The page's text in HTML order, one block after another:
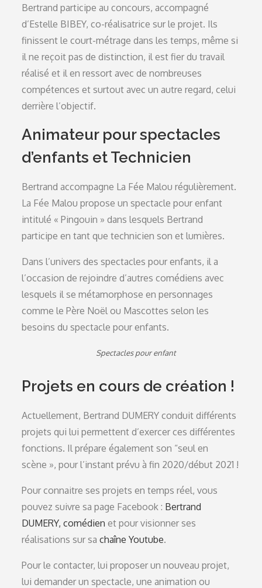
Bertrand participe au concours, accompagné
d’Estelle BIBEY, co-réalisatrice sur le projet. Ils
finissent le court-métrage dans les temps, même si
il ne reçoit pas de distinction, il est fier du travail
réalisé et il en ressort avec de nombreuses
compétences et surtout avec un autre regard, celui
derrière l’objectif.
Animateur pour spectacles
d’enfants et Technicien
Bertrand accompagne La Fée Malou régulièrement.
La Fée Malou propose un spectacle pour enfant
intitulé « Pingouin » dans lesquels Bertrand
participe en tant que technicien son et lumières.
Dans l’univers des spectacles pour enfants, il a
l’occasion de rejoindre d’autres comédiens avec
lesquels il se métamorphose en personnages
comme le Père Noël ou Mascottes selon les
besoins du spectacle pour enfants.
Spectacles pour enfant
Projets en cours de création !
Actuellement, Bertrand DUMERY conduit différents
projets qui lui permettent d’exercer ces différentes
fonctions. Il prépare également son “seul en
scène », pour l’instant prévu à fin 2020/début 2021 !
Pour connaitre ses projets en temps réel, vous
pouvez suivre sa page Facebook : Bertrand
DUMERY, comédien et pour visionner ses
réalisations sur sachaîne Youtube.
Pour le contacter, lui proposer un nouveau projet,
lui demander un spectacle, une animation ou